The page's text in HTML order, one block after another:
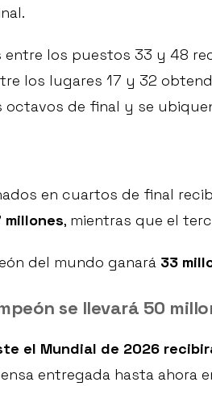
entre los puestos 33 y 48
los lugares 17 y 32
de final y se
en cuartos de final
millones, mientras que el
del mundo ganará 33
se llevará 50
el Mundial de 2026
entregada hasta ahora